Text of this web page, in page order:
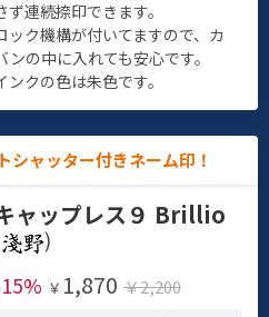
ず連続捺印できます。
ック機構が付いてますので、カ
ンの中に入れても安心です。
ンクの色は朱色です。
シャッター付きネーム印！
ャップレス９ Brillio
)
￥ 1,870 ￥2,200